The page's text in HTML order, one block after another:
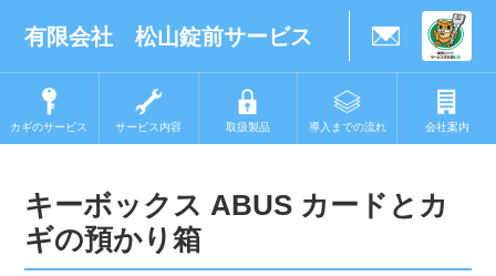
有限会社 松山錠前サービス
カギのサービス サービス内容 取扱製品 導入までの流れ 会社案内
キーボックス ABUS カードとカ
ギの預かり箱